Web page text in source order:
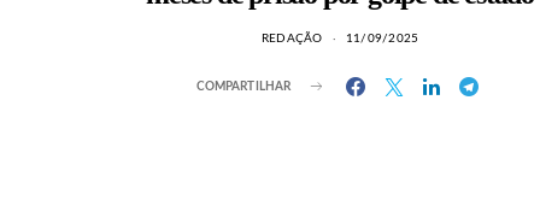
REDAÇÃO 11/09/2025
COMPARTILHAR